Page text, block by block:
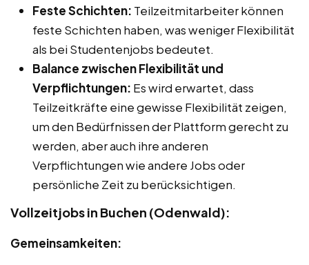
Feste Schichten: Teilzeitmitarbeiter können
feste Schichten haben, was weniger Flexibilität
als bei Studentenjobs bedeutet.
Balance zwischen Flexibilität und
Verpflichtungen: Es wird erwartet, dass
Teilzeitkräfte eine gewisse Flexibilität zeigen,
um den Bedürfnissen der Plattform gerecht zu
werden, aber auch ihre anderen
Verpflichtungen wie andere Jobs oder
persönliche Zeit zu berücksichtigen.
Vollzeitjobs in Buchen (Odenwald):
Gemeinsamkeiten: